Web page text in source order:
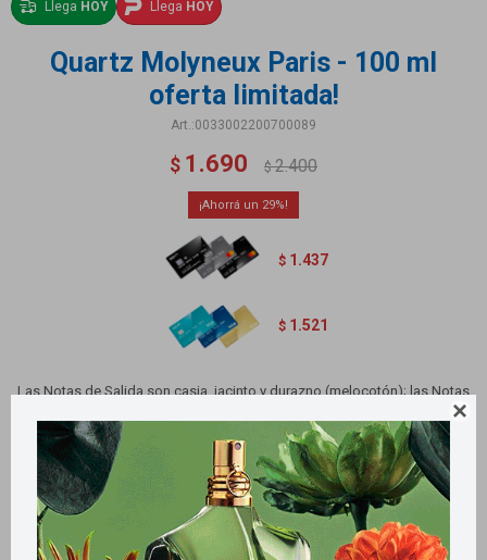

Llega HOY Llega HOY
Quartz Molyneux Paris - 100 ml
oferta limitada!
0033002200700089
$ 1.690 $ 2.400
29
$ 1.437
$ 1.521
Las Notas de Salida son casia, jacinto y durazno (melocotón); las Notas
de Corazón son raíz de lirio, madreselva, clavel, melón, jazmín y rosa; las
Notas de Fondo son musgo de roble, sándalo, cedro, almizcle, benjuí,
ámbar y pachulí.
Métodos y costos de envío